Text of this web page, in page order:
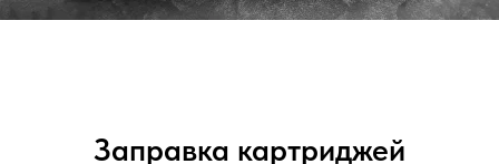
Заправка картриджей